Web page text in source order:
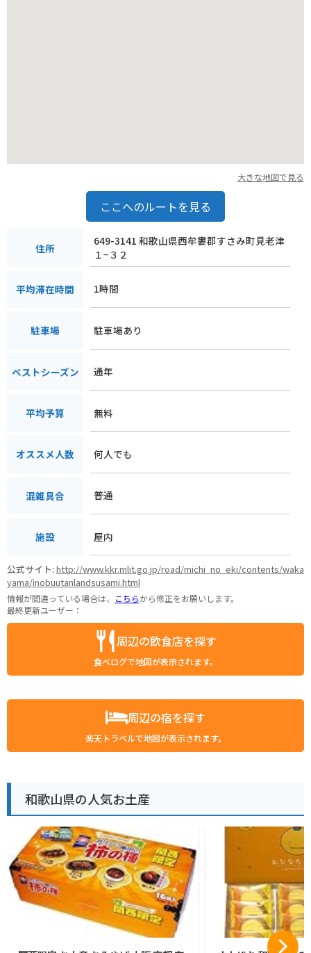
大きな地図で見る
ここへのルートを見る
住所
649-3141 和歌山県西牟婁郡すさみ町見老津
１−３２
平均滞在時間 1時間
駐車場 駐車場あり
ベストシーズン 通年
平均予算 無料
オススメ人数 何人でも
混雑具合 普通
施設 屋内
公式サイト:http://www.kkr.mlit.go.jp/road/michi_no_eki/contents/waka
yama/inobuutanlandsusami.html
情報が間違っている場合は、 こちらから修正をお願いします。
最終更新ユーザー：
周辺の飲食店を探す
食べログで地図が表示されます。
周辺の宿を探す
楽天トラベルで地図が表示されます。
和歌山県の人気お土産